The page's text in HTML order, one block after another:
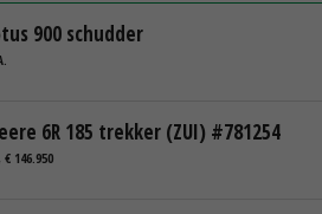
900 schudder
6R 185 trekker (ZUI) #781254
€ 146.950